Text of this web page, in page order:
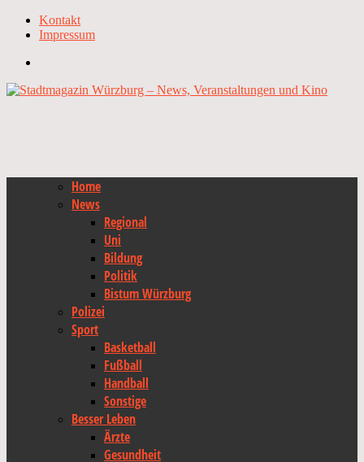
Kontakt
Impressum
Home
News
Regional
Uni
Bildung
Politik
Bistum Würzburg
Polizei
Sport
Basketball
Fußball
Handball
Sonstige
Besser Leben
Ärzte
Gesundheit